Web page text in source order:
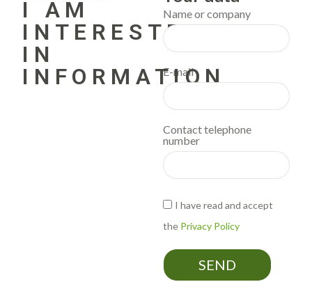
I AM
INTERESTED
IN
INFORMATION
Name or company
E-mail
Contact telephone
number
I have read and accept
the Privacy Policy
SEND